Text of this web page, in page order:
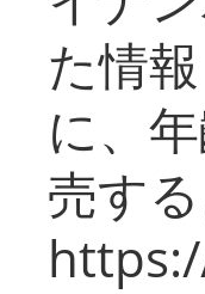
た情
に、
売す